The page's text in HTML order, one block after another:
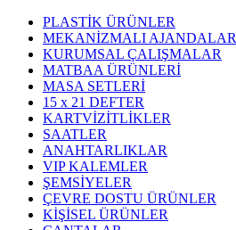
PLASTİK ÜRÜNLER
MEKANİZMALI AJANDALAR
KURUMSAL ÇALIŞMALAR
MATBAA ÜRÜNLERİ
MASA SETLERİ
15 x 21 DEFTER
KARTVİZİTLİKLER
SAATLER
ANAHTARLIKLAR
VIP KALEMLER
ŞEMSİYELER
ÇEVRE DOSTU ÜRÜNLER
KİŞİSEL ÜRÜNLER